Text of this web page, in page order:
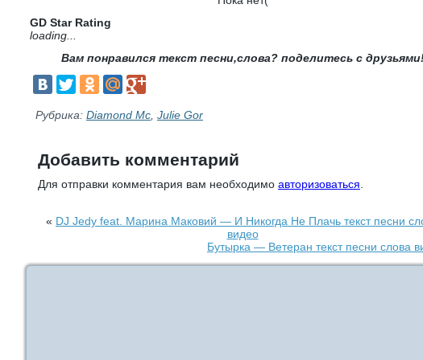
GD Star Rating
loading...
Вам понравился текст песни,слова? поделитесь с
Рубрика: Diamond Mc Julie Gor
Добавить комментарий
Для отправки комментария вам необходимо авторизоваться
« DJ Jedy feat. Марина Маковий — И Никогда Не Плачь текст песни
видео
Бутырка — Ветеран текст песни слова